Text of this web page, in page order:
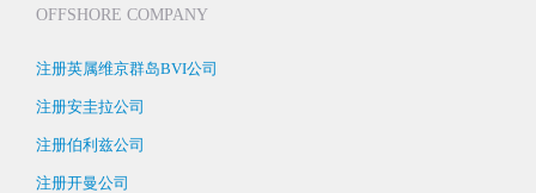
OFFSHORE COMPANY
注册英属维京群岛BVI公司
注册安圭拉公司
注册伯利兹公司
注册开曼公司